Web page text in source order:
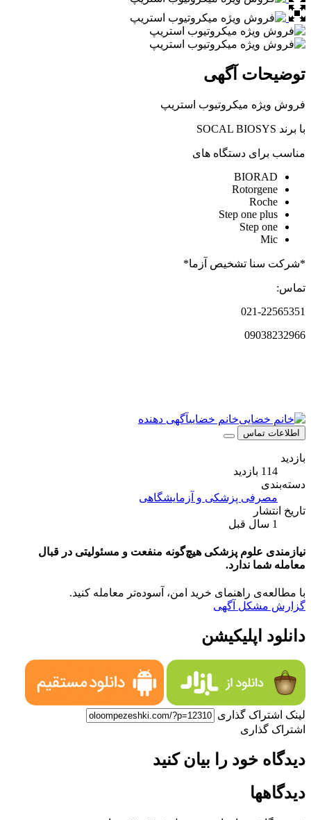
توضیحات آگهی
فروش ویژه میکروتیوب استریپ
با برند SOCAL BIOSYS
مناسب برای دستگاه های
BIORAD
Rotorgene
Roche
Step one plus
Step one
Mic
*شرکت سنا تشخیص آزما*
تماس:
021-22565351
09038232966
خانم خضاییآگهی دهنده
اطلاعات تماس
بازدید
114 بازدید
دسته‌بندی
مصرفی پزشکی و آزمایشگاهی
تاریخ انتشار
1 سال قبل
نیازمندی علوم پزشکی هیچ‌گونه منفعت و مسئولیتی در قبال
معامله شما ندارد.
با مطالعه‌ی راهنمای خرید امن، آسوده‌تر معامله کنید.
گزارش مشکل آگهی
دانلود اپلیکیشن
لینک اشتراک گذاری
اشتراک گذاری
دیدگاه خود را بیان کنید
دیدگاهها